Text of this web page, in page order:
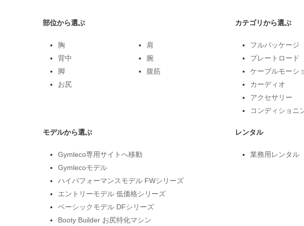
部位から選ぶ
胸
肩
背中
腕
脚
腹筋
お尻
カテゴリから選ぶ
フルパッケージ
プレートロード
ケーブルモーシ
カーディオ
アクセサリー
コンディショニ
モデルから選ぶ
Gymleco専用サイトへ移動
Gymlecoモデル
ハイパフォーマンスモデル FWシリーズ
エントリーモデル 低価格シリーズ
ベーシックモデル DFシリーズ
Booty Builder お尻特化マシン
レンタル
業務用レンタル